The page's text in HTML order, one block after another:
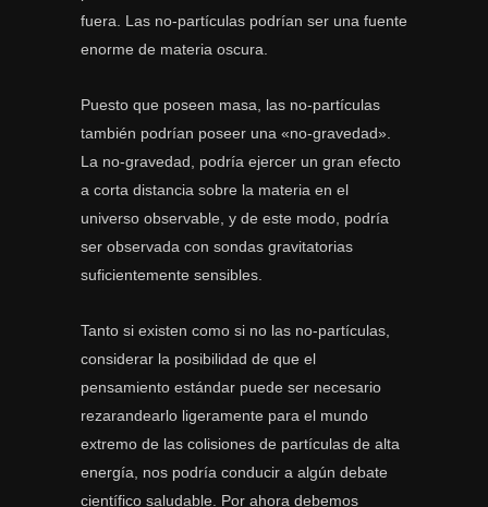
fuera. Las no-partículas podrían ser una fuente
enorme de materia oscura.
Puesto que poseen masa, las no-partículas
también podrían poseer una «no-gravedad».
La no-gravedad, podría ejercer un gran efecto
a corta distancia sobre la materia en el
universo observable, y de este modo, podría
ser observada con sondas gravitatorias
suficientemente sensibles.
Tanto si existen como si no las no-partículas,
considerar la posibilidad de que el
pensamiento estándar puede ser necesario
rezarandearlo ligeramente para el mundo
extremo de las colisiones de partículas de alta
energía, nos podría conducir a algún debate
científico saludable. Por ahora debemos